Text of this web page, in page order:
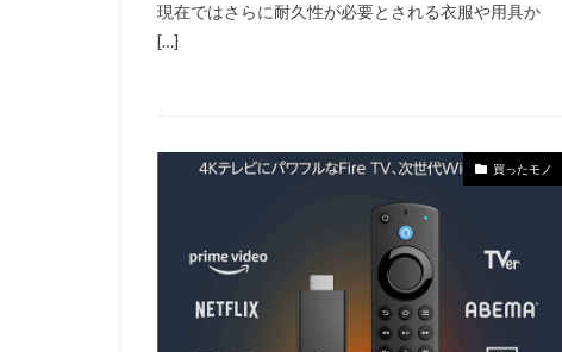
現在ではさらに耐久性が必要とされる衣服や用具か
[…]
買ったモノ